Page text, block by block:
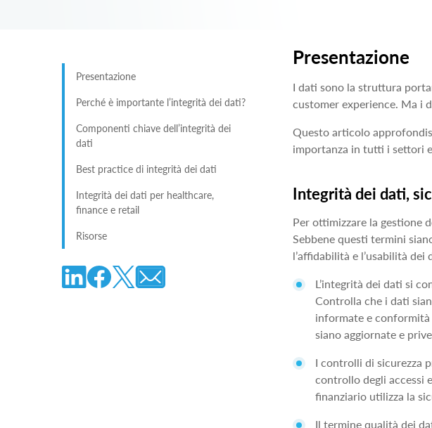
Presentazione
Perché è importante l’integrità dei dati?
Componenti chiave dell’integrità dei
dati
Best practice di integrità dei dati
Integrità dei dati per healthcare,
finance e retail
Risorse
Presentazione
I dati sono la struttura
customer experience. Ma i
Questo articolo
importanza in tutti i settori
Integrità dei dati,
Per ottimizzare la gestione
Sebbene questi termini
l’affidabilità e l’usabilità dei
L’integrità dei dati si
Controlla che i dati
informate e conformità
siano aggiornate e
I controlli di sicurezza
controllo degli accessi
finanziario utilizza la
Il termine qualità dei